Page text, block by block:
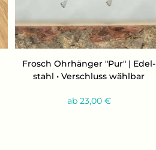
Frosch Ohr­hän­ger "Pur" | Edel­
stahl • Ver­schluss wähl­bar
ab 23,00 €